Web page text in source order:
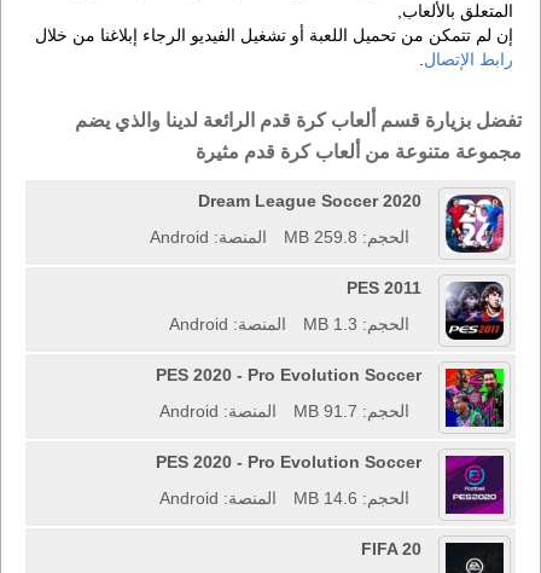
المتعلق بالألعاب,
إن لم تتمكن من تحميل اللعبة أو تشغيل الفيديو الرجاء إبلاغنا من خلال
رابط الإتصال.
تفضل بزيارة قسم ألعاب كرة قدم الرائعة لدينا والذي يضم
مجموعة متنوعة من ألعاب كرة قدم مثيرة
Dream League Soccer 2020
الحجم: 259.8 MB
المنصة: Android
PES 2011
الحجم: 1.3 MB
المنصة: Android
PES 2020 - Pro Evolution Soccer
الحجم: 91.7 MB
المنصة: Android
PES 2020 - Pro Evolution Soccer
الحجم: 14.6 MB
المنصة: Android
FIFA 20